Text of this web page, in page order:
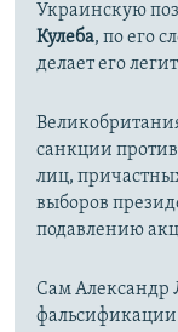
Украинскую
Кулеба, по его
делает его
санкции
лиц,
выборов
подавлению
Сам Александр
фальсификации